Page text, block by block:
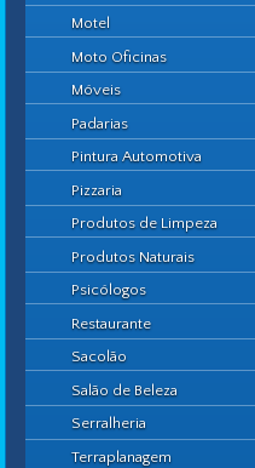
Motel
Moto Oficinas
Móveis
Padarias
Pintura Automotiva
Pizzaria
Produtos de Limpeza
Produtos Naturais
Psicólogos
Restaurante
Sacolão
Salão de Beleza
Serralheria
Terraplanagem